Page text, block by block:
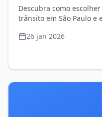
Descubra como
trânsito em São Paulo e
26 jan 2026